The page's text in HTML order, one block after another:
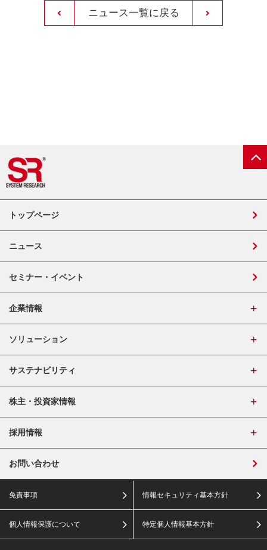
ニュース一覧に戻る
トップページ
ニュース
セミナー・イベント
企業情報
ソリューション
サステナビリティ
株主・投資家情報
採用情報
お問い合わせ
免責事項 情報セキュリティ基本方針
個人情報保護について 特定個人情報基本方針